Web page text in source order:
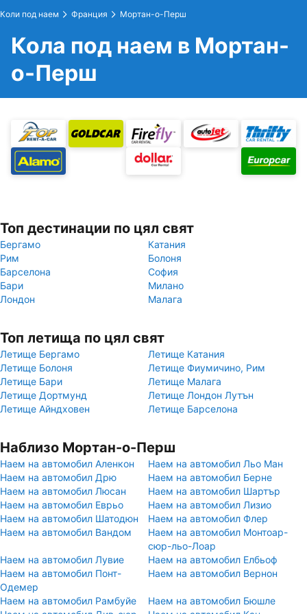
Коли под наем Франция Мортан-о-Перш
Кола под наем в Мортан-
о-Перш
Топ дестинации по цял свят
Бергамо
Катания
Рим
Болоня
Барселона
София
Бари
Милано
Лондон
Малага
Топ летища по цял свят
Летище Бергамо
Летище Катания
Летище Болоня
Летище Фиумичино, Рим
Летище Бари
Летище Малага
Летище Дортмунд
Летище Лондон Лутън
Летище Айндховен
Летище Барселона
Наблизо Мортан-о-Перш
Наем на автомобил Аленкон
Наем на автомобил Льо Ман
Наем на автомобил Дрю
Наем на автомобил Берне
Наем на автомобил Люсан
Наем на автомобил Шартър
Наем на автомобил Еврьо
Наем на автомобил Лизио
Наем на автомобил Шатодюн
Наем на автомобил Флер
Наем на автомобил Вандом
Наем на автомобил Монтоар-
сюр-льо-Лоар
Наем на автомобил Лувие
Наем на автомобил Елбьоф
Наем на автомобил Понт-
Одемер
Наем на автомобил Вернон
Наем на автомобил Рамбуйе
Наем на автомобил Бюшле